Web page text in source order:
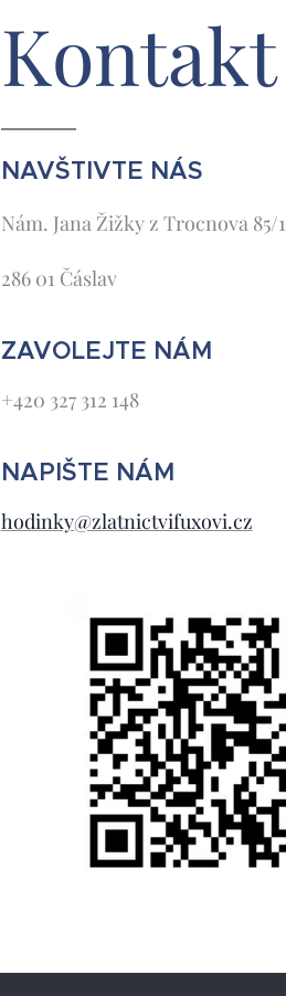
Kontakt
NAVŠTIVTE NÁS
Nám. Jana Žižky z Trocnova 85/1
286 01 Čáslav
ZAVOLEJTE NÁM
+420 327 312 148
NAPIŠTE NÁM
hodinky@zlatnictvifuxovi.cz